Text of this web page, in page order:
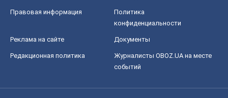
Правовая информация
Политика
конфиденциальности
Реклама на сайте Документы
Редакционная политика
Журналисты OBOZ.UA на месте
событий